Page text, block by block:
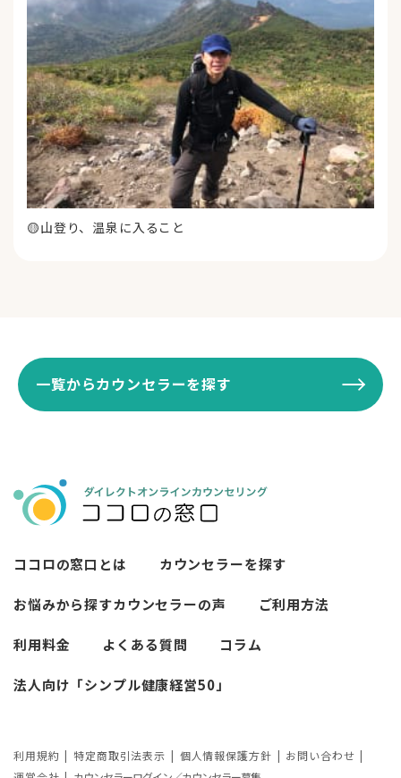
🟡山登り、温泉に入ること
一覧からカウンセラーを探す
ココロの窓口とは カウンセラーを探す
お悩みから探すカウンセラーの声 ご利用方法
利用料金 よくある質問 コラム
法人向け「シンプル健康経営50」
利用規約 特定商取引法表示 個人情報保護方針
お問い合わせ